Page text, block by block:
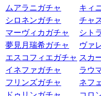
ムアラニガチャ
キィ
シロネンガチャ
チャ
マーヴィカガチャ
シト
夢見月瑞希ガチャ
ヴァ
エスコフィエガチャ スカ
イネファガチャ
ラウ
フリンズガチャ
ネフ